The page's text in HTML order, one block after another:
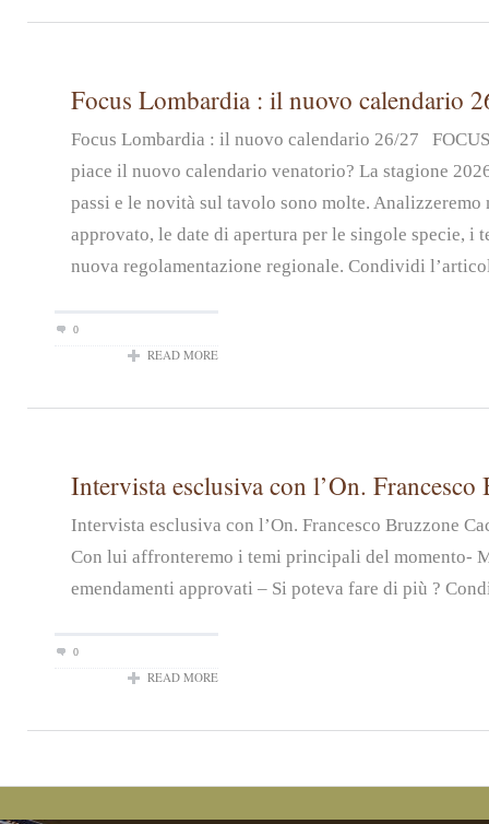
Focus Lombardia : il nuovo calendario
Focus Lombardia : il nuovo calendario 26/27
piace il nuovo calendario venatorio? La stagione
passi e le novità sul tavolo sono molte.
approvato, le date di apertura per le singole specie, i
nuova regolamentazione regionale. Condividi
0
READ MORE
Intervista esclusiva con l’On. Francesco
Intervista esclusiva con l’On. Francesco Bruzzone
Con lui affronteremo i temi principali del momento-
emendamenti approvati – Si poteva fare di più ?
0
READ MORE